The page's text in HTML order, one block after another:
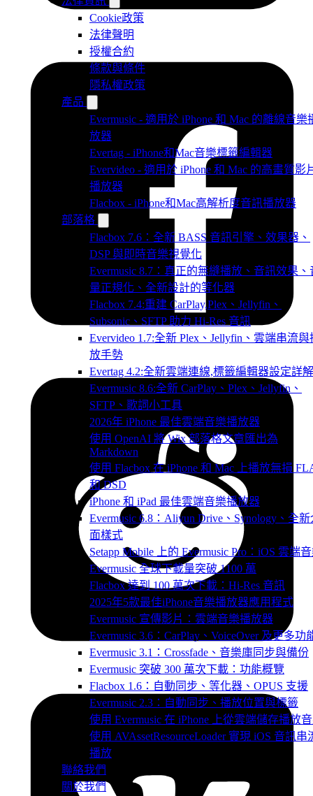
Cookie政策
法律聲明
授權合約
條款與條件
隱私權政策
產品
Evermusic - 適用於 iPhone 和 Mac 的離線音樂
放器
Evertag - iPhone和Mac音樂標籤編輯器
Evervideo - 適用於 iPhone 和 Mac 的高畫質影
播放器
Flacbox - iPhone和Mac高解析度音訊播放器
部落格
Flacbox 7.6：全新 BASS 音訊引擎、效果器、
DSP 與即時音樂視覺化
Evermusic 8.7：真正的無縫播放、音訊效果、
量正規化、全新設計的等化器
Flacbox 7.4:重建 CarPlay,Plex、Jellyfin、
Subsonic、SFTP 助力 Hi-Res 音訊
Evervideo 1.7:全新 Plex、Jellyfin、雲端串流與
放手勢
Evertag 4.2:全新雲端連線,標籤編輯器設定詳解
Evermusic 8.6:全新 CarPlay、Plex、Jellyfin、
SFTP、歌詞小工具
2026年 iPhone 最佳雲端音樂播放器
使用 OpenAI 將 Wix 部落格文章匯出為
Markdown
使用 Flacbox 在 iPhone 和 Mac 上播放無損
和 DSD
iPhone 和 iPad 最佳雲端音樂播放器
Evermusic 6.8：Aliyun Drive、Synology、全新
面樣式
Setapp Mobile 上的 Evermusic Pro：iOS 雲端
Evermusic 全球下載量突破 1100 萬
Flacbox 達到 100 萬次下載：Hi-Res 音訊
2025年5款最佳iPhone音樂播放器應用程式
Evermusic 宣傳影片：雲端音樂播放器
Evermusic 3.6：CarPlay、VoiceOver 及更多功
Evermusic 3.1：Crossfade、音樂庫同步與備份
Evermusic 突破 300 萬次下載：功能概覽
Flacbox 1.6：自動同步、等化器、OPUS 支援
Evermusic 2.3：自動同步、播放位置與標籤
使用 Evermusic 在 iPhone 上從雲端儲存播放
使用 AVAssetResourceLoader 實現 iOS 音訊串
播放
聯絡我們
關於我們